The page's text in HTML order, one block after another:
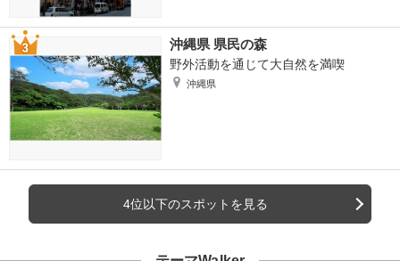
沖縄県 県民の森
野外活動を通じて大自然を満喫
沖縄県
4位以下のスポットを見る